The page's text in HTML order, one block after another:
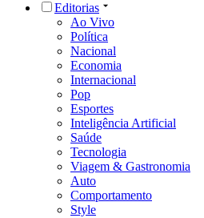
Editorias
Ao Vivo
Política
Nacional
Economia
Internacional
Pop
Esportes
Inteligência Artificial
Saúde
Tecnologia
Viagem & Gastronomia
Auto
Comportamento
Style